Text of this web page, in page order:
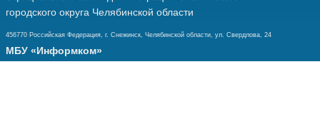
городского округа Челябинской области
456770 Российская Федерация, г. Снежинск, Челябинской области, ул. Свердлова, 24
МБУ «Информком»